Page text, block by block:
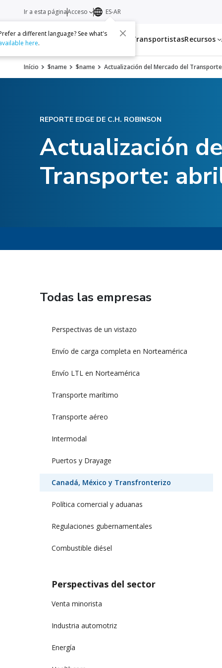
Servicios TransportistasRecursos
Ir a esta páginaAcceso ES-AR
a different language? See what's
here.
Início $name $name Actualización del Mercado del
REPORTE EDGE DE C.H. ROBINSON
Actualización
Transporte:
Todas las empresas
Perspectivas de un vistazo
Envío de carga completa en Norteamérica
Envío LTL en Norteamérica
Transporte marítimo
Transporte aéreo
Intermodal
Puertos y Drayage
Canadá, México y Transfronterizo
Política comercial y aduanas
Regulaciones gubernamentales
Combustible diésel
Perspectivas del sector
Venta minorista
Industria automotriz
Energía